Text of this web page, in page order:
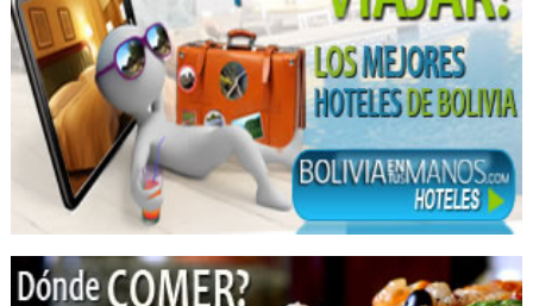
Karaokes
Pub’s
Balnearios
Piscinas
Restaurantes: Comida Criolla
Hostales
Discotecas
Eventos